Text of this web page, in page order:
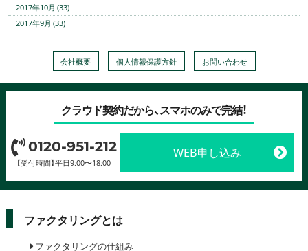
2017年10月 (33)
2017年9月 (33)
会社概要 個人情報保護方針 お問い合わせ
クラウド契約だから、スマホのみで完結！
0120-951-212
【受付時間】平日9:00〜18:00
WEB申し込み
ファクタリングとは
ファクタリングの仕組み